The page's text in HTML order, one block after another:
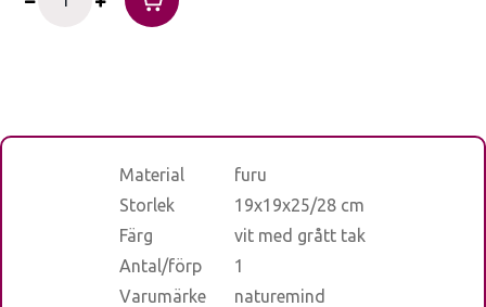
Material
furu
Storlek
19x19x25/28 cm
Färg
vit med grått tak
Antal/förp
1
Varumärke
naturemind